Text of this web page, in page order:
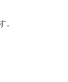
。